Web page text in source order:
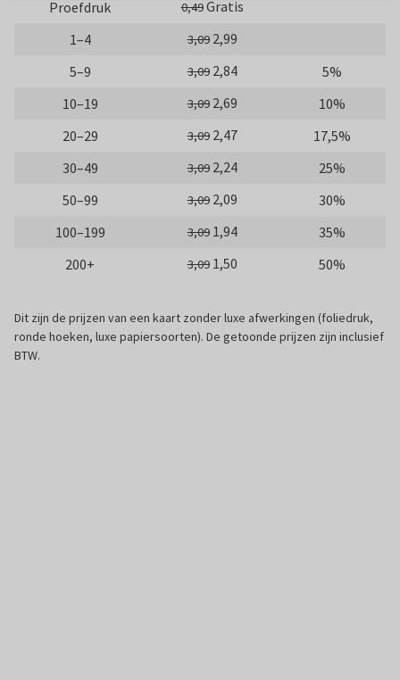
Proefdruk 0,49Gratis
1–4
3,09 2,99
5–9
3,09 2,84
5%
10–19
3,09 2,69
10%
20–29
3,09 2,47
17,5%
30–49
3,09 2,24
25%
50–99
3,09 2,09
30%
100–199
3,09 1,94
35%
200+
3,09 1,50 50%
Dit zijn de prijzen van een kaart zonder luxe afwerkingen (foliedruk,
ronde hoeken, luxe papiersoorten). De getoonde prijzen zijn inclusief
BTW.